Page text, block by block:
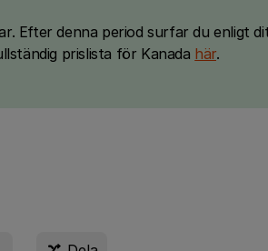
Efter denna period surfar du enligt
prislista för Kanada här.